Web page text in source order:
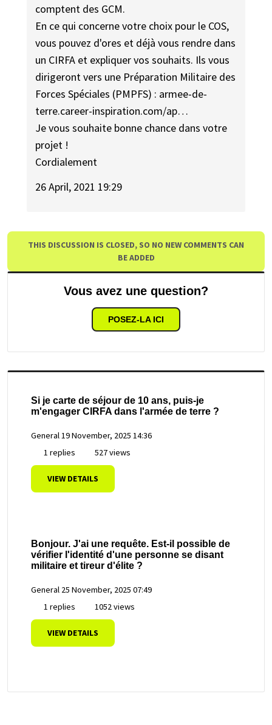
comptent des GCM.
En ce qui concerne votre choix pour le COS,
vous pouvez d'ores et déjà vous rendre dans
un CIRFA et expliquer vos souhaits. Ils vous
dirigeront vers une Préparation Militaire des
Forces Spéciales (PMPFS) : armee-de-
terre.career-inspiration.com/ap…
Je vous souhaite bonne chance dans votre
projet !
Cordialement
26 April, 2021 19:29
THIS DISCUSSION IS CLOSED, SO NO NEW COMMENTS CAN
BE ADDED
Vous avez une question?
POSEZ-LA ICI
Si je carte de séjour de 10 ans, puis-je
m'engager CIRFA dans l'armée de terre ?
General19 November, 2025 14:36
1 replies
527 views
VIEW DETAILS
Bonjour. J'ai une requête. Est-il possible de
vérifier l'identité d'une personne se disant
militaire et tireur d'élite ?
General 25 November, 2025 07:49
1 replies
1052 views
VIEW DETAILS